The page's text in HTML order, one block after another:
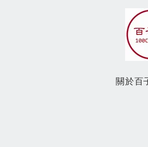
關於百